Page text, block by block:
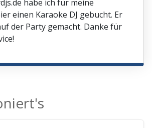
habe ich für meine
einen Karaoke DJ gebucht. Er
der Party gemacht. Danke für